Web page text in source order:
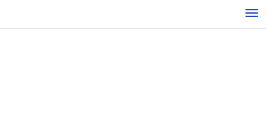
konten